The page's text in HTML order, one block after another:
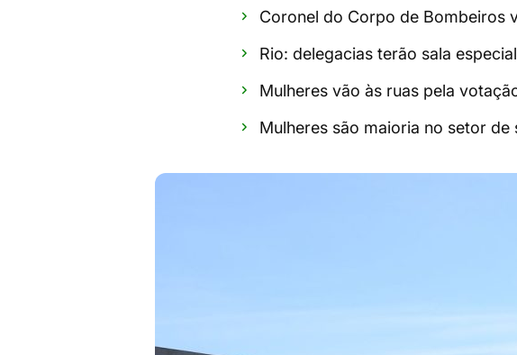
Coronel do Corpo de Bombeiros
Rio: delegacias terão sala
Mulheres vão às ruas pela
Mulheres são maioria no setor